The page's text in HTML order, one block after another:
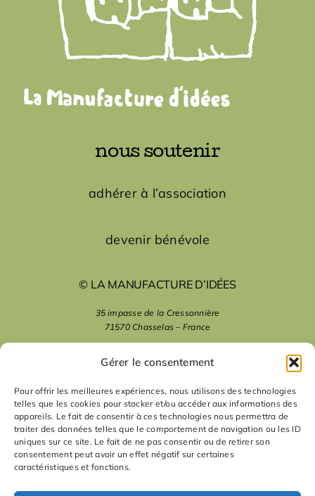
Gérer le consentement
Pour offrir les meilleures expériences, nous utilisons des technologies
telles que les cookies pour stocker et/ou accéder aux informations des
appareils. Le fait de consentir à ces technologies nous permettra de
traiter des données telles que le comportement de navigation ou les ID
uniques sur ce site. Le fait de ne pas consentir ou de retirer son
consentement peut avoir un effet négatif sur certaines
caractéristiques et fonctions.
nous soutenir
adhérer à l’association
devenir bénévole
© LA MANUFACTURE D’IDÉES
35 impasse de la Cressonnière
71570 Chasselas – France
mentions légales
nous suivre
nous contacter